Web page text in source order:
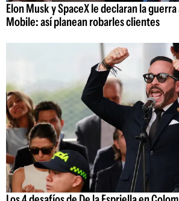
Elon Musk y SpaceX le declaran la guerra
Mobile: así planean robarles clientes